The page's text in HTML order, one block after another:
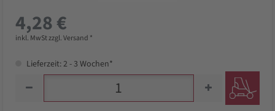
4,28 €
inkl. MwSt zzgl. Versand *
Lieferzeit: 2 - 3 Wochen*